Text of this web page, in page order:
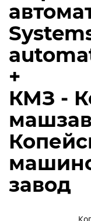
+
КМЗ -
завод